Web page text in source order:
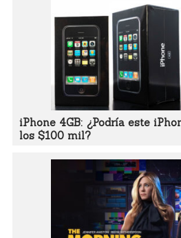
iPhone 4GB: ¿Podría este
los $100 mil?